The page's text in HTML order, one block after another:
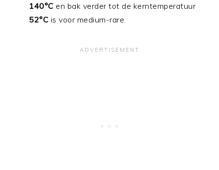
140°C en bak verder tot de kerntemperatuur
52°C is voor medium-rare.